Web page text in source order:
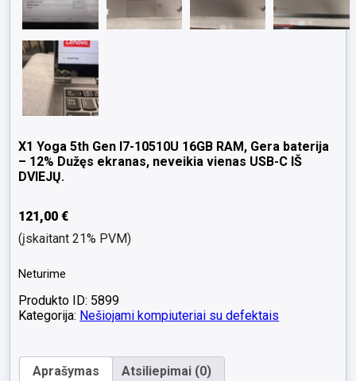
X1 Yoga 5th Gen I7-10510U 16GB RAM, Gera baterija
– 12% Dužęs ekranas, neveikia vienas USB-C IŠ
DVIEJŲ.
121,00€
(įskaitant 21% PVM)
Neturime
Produkto ID: 5899
Kategorija: Nešiojami kompiuteriai su defektais
Aprašymas Atsiliepimai (0)